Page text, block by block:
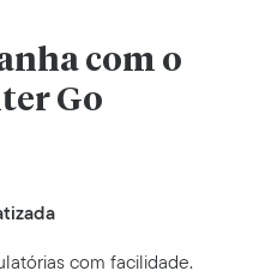
com o
Go
com facilidade.